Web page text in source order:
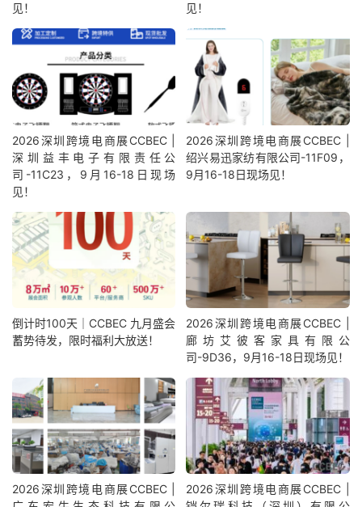
见！
见！
2026深圳跨境电商展CCBEC |
深圳益丰电子有限责任公
司-11C23，9月16-18日现场
见！
2026深圳跨境电商展CCBEC |
绍兴易迅家纺有限公司-11F09，
9月16-18日现场见！
倒计时100天｜CCBEC 九月盛会
蓄势待发，限时福利大放送！
2026深圳跨境电商展CCBEC |
廊坊艾彼客家具有限公
司-9D36，9月16-18日现场见！
2026深圳跨境电商展CCBEC |
2026深圳跨境电商展CCBEC |